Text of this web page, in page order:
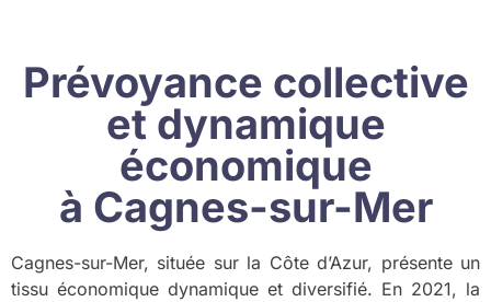
Prévoyance collective
et dynamique
économique
à Cagnes-sur-Mer
Cagnes-sur-Mer, située sur la Côte d’Azur, présente un
tissu économique dynamique et diversifié. En 2021, la